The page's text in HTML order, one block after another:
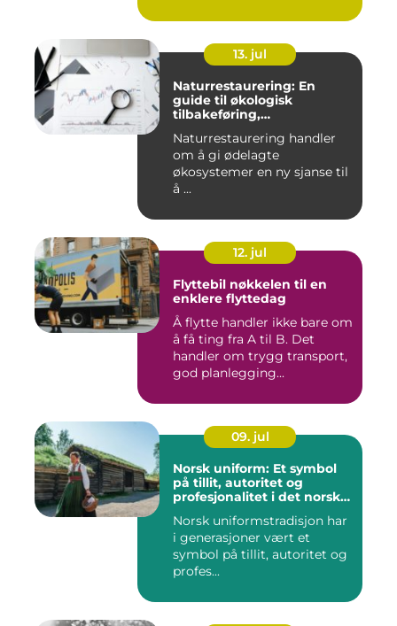
13. jul
Naturrestaurering: En
guide til økologisk
tilbakeføring,
arealforvaltning
Naturrestaurering handler
om å gi ødelagte
økosystemer en ny sjanse til
å ...
12. jul
Flyttebil nøkkelen til en
enklere flyttedag
Å flytte handler ikke bare om
å få ting fra A til B. Det
handler om trygg transport,
god planlegging...
09. jul
Norsk uniform: Et symbol
på tillit, autoritet og
profesjonalitet i det norske
Norsk uniformstradisjon har
i generasjoner vært et
symbol på tillit, autoritet og
profes...